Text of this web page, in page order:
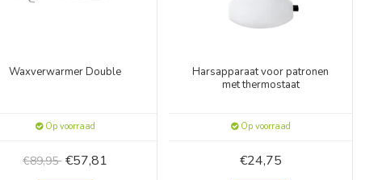
Waxverwarmer Double
Op voorraad
€89,95 €57,81
Harsapparaat voor patronen
met thermostaat
Op voorraad
€24,75